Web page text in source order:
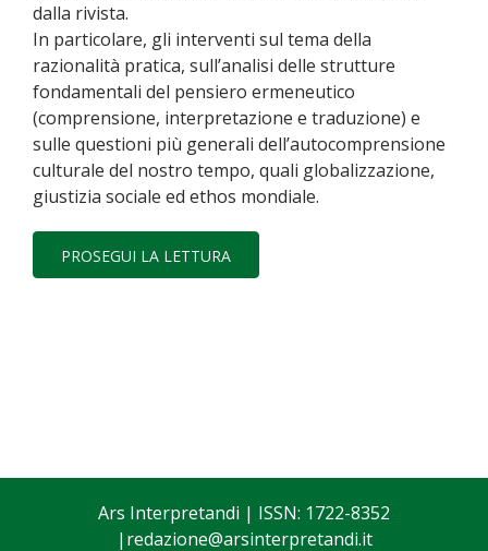
dalla rivista.
In particolare, gli interventi sul tema della
razionalità pratica, sull’analisi delle strutture
fondamentali del pensiero ermeneutico
(comprensione, interpretazione e traduzione) e
sulle questioni più generali dell’autocomprensione
culturale del nostro tempo, quali globalizzazione,
giustizia sociale ed ethos mondiale.
PROSEGUI LA LETTURA
Ars Interpretandi | ISSN: 1722-8352
| redazione@arsinterpretandi.it